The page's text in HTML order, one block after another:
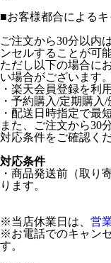
■お客様都合によるキ
ご注文から30分以内
ンセルすることが可
ただし以下の場合に
い場合がございます。
・楽天会員登録を利
・予約購入/定期購入
・配送日時指定で最
また、ご注文から30
対応条件をご確認く
対応条件
・商品発送前（取り
ります。
※当店休業日は、 営
※お電話でのキャンセ
す。